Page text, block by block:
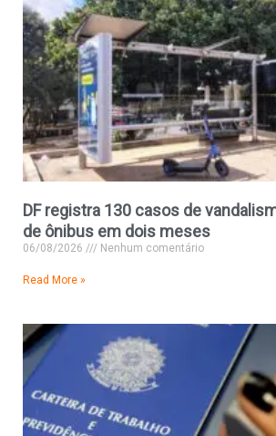
DF registra 130 casos de
de ônibus em dois meses
06/08/2026 Nenhum comentário
Read More »